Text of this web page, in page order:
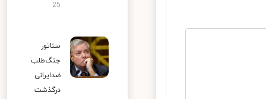
25
سناتور
جنگ‌طلب
ضدایرانی
درگذشت